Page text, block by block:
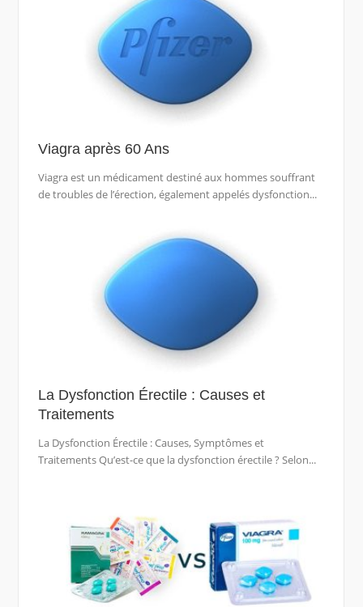
Viagra après 60 Ans
Viagra est un médicament destiné aux hommes souffrant
de troubles de l’érection, également appelés dysfonction...
La Dysfonction Érectile : Causes et
Traitements
La Dysfonction Érectile : Causes, Symptômes et
Traitements Qu’est-ce que la dysfonction érectile ? Selon...